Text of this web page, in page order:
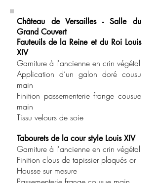
Château de Versailles - Salle du
Grand Couvert
Fauteuils de la Reine et du Roi Louis
XIV
Garniture à l'ancienne en crin végétal
Application d’un galon doré cousu
main
Finition passementerie frange cousue
main
Tissu velours de soie
Tabourets de la cour style Louis XIV
Garniture à l'ancienne en crin végétal
Finition clous de tapissier plaqués or
Housse sur mesure